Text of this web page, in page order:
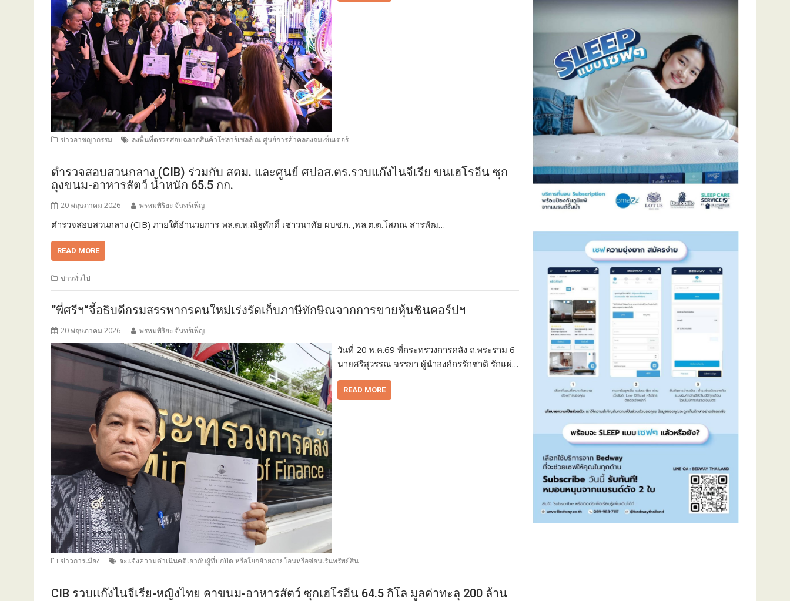
ข่าวอาชญากรรม ลงพื้นที่ตรวจสอบฉลากสินค้าโซลาร์เซลล์ ณ ศูนย์การค้าคลองถมเซ็นเตอร์
ตำรวจสอบสวนกลาง (CIB) ร่วมกับ สตม. และศูนย์ ศปอส.ตร.รวบแก๊งไนจีเรีย ขนเฮโรอีน ซุก
ถุงขนม-อาหารสัตว์ น้ำหนัก 65.5 กก.
20 พฤษภาคม 2026 พรหมพิริยะ จันทร์เพ็ญ
ตำรวจสอบสวนกลาง (CIB) ภายใต้อำนวยการ พล.ต.ท.ณัฐศักดิ์ เชาวนาศัย ผบช.ก. ,พล.ต.ต.โสภณ สารพัฒ…
READ MORE
ข่าวทั่วไป
”พี่ศรีฯ“จี้อธิบดีกรมสรรพากรคนใหม่เร่งรัดเก็บภาษีทักษิณจากการขายหุ้นชินคอร์ปฯ
20 พฤษภาคม 2026 พรหมพิริยะ จันทร์เพ็ญ
วันที่ 20 พ.ค.69 ที่กระทรวงการคลัง ถ.พระราม 6
นายศรีสุวรรณ จรรยา ผู้นำองค์กรรักชาติ รักแผ่…
READ MORE
ข่าวการเมือง จะแจ้งความดำเนินคดีเอากับผู้ที่ปกปิด หรือโยกย้ายถ่ายโอนหรือซ่อนเร้นทรัพย์สิน
CIB รวบแก๊งไนจีเรีย-หญิงไทย คาขนม-อาหารสัตว์ ซุกเฮโรอีน 64.5 กิโล มูลค่าทะลุ 200 ล้าน